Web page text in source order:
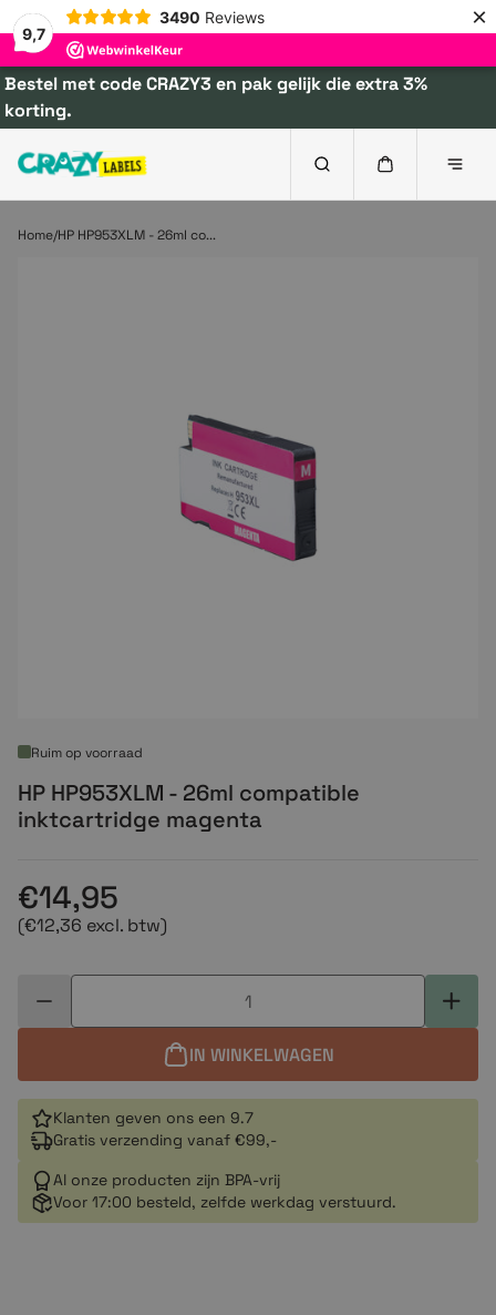
9,7
3490 Reviews ×
Bestel met code CRAZY3 en pak gelijk die extra 3%
korting.
Home HP HP953XLM - 26ml co...
Ruim op voorraad
HP HP953XLM - 26ml compatible
inktcartridge magenta
€14,95
(€12,36 excl. btw)
IN WINKELWAGEN
Klanten geven ons een 9.7
Gratis verzending vanaf €99,-
Al onze producten zijn BPA-vrij
Voor 17:00 besteld, zelfde werkdag verstuurd.